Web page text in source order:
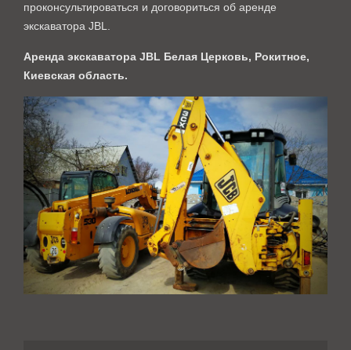
проконсультироваться и договориться об аренде
экскаватора JBL.
Аренда экскаватора JBL Белая Церковь, Рокитное,
Киевская область.